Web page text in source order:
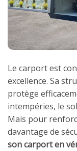
Le carport est
excellence. Sa
protège
intempéries, le
Mais pour
davantage de
son carport en